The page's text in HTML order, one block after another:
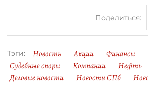
Поделиться:
Тэги: Новость Акции Финансы
Судебные споры
Компании
Нефть
Деловые новости
Новости СПб